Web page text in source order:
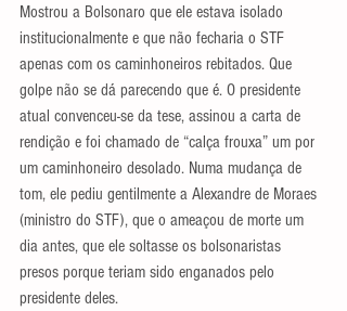
Mostrou a Bolsonaro que ele estava isolado
institucionalmente e que não fecharia o STF
apenas com os caminhoneiros rebitados. Que
golpe não se dá parecendo que é. O presidente
atual convenceu-se da tese, assinou a carta de
rendição e foi chamado de “calça frouxa” um por
um caminhoneiro desolado. Numa mudança de
tom, ele pediu gentilmente a Alexandre de Moraes
(ministro do STF), que o ameaçou de morte um
dia antes, que ele soltasse os bolsonaristas
presos porque teriam sido enganados pelo
presidente deles.